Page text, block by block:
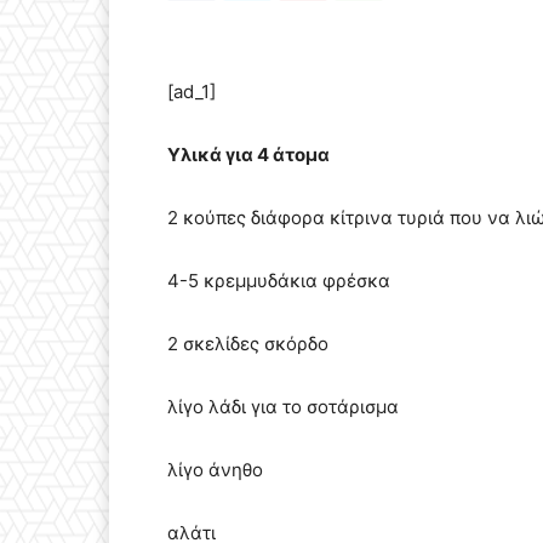
[ad_1]
Υλικά για 4 άτομα
2 κούπες διάφορα κίτρινα τυριά που να
4-5 κρεμμυδάκια φρέσκα
2 σκελίδες σκόρδο
λίγο λάδι για το σοτάρισμα
λίγο άνηθο
αλάτι